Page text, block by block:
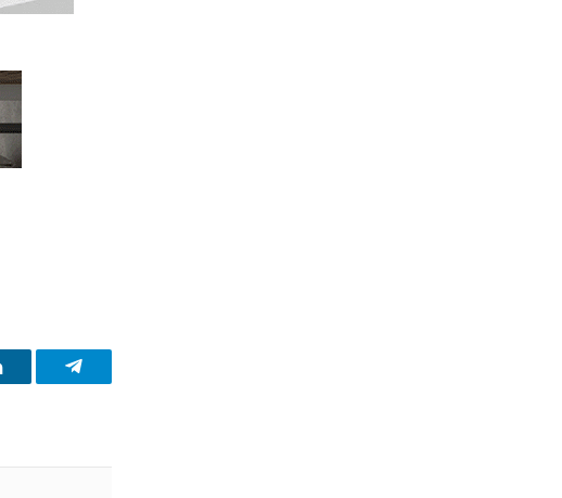
Telegram